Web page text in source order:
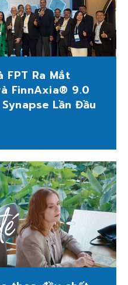
FPT Ra Mắt
FinnAxia® 9.0
Lần Đầu